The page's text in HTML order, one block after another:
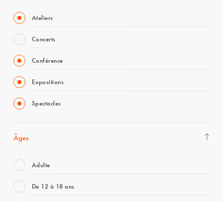
Ateliers
Concerts
Conférence
Expositions
Spectacles
Âges
Adulte
De 12 à 18 ans